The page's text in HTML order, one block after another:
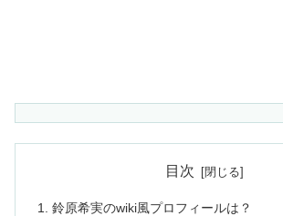
目次
鈴原希実のwiki風プロフィールは？